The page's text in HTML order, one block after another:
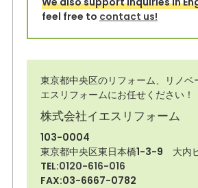
feel free to contact us!
東京都中央区のリフォーム、リノベ
エスリフォームにお任せください！
株式会社イエスリフォーム
103-0004
東京都中央区東日本橋1-3-9 大内
TEL:0120-616-016
FAX:03-6667-0782